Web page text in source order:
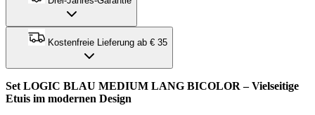
Kostenfreie Lieferung ab € 35
Set LOGIC BLAU MEDIUM LANG BICOLOR – Vielseitige
Etuis im modernen Design